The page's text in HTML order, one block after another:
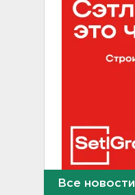
Все новости